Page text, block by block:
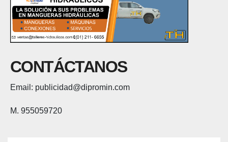
CONTÁCTANOS
Email: publicidad@dipromin.com
M. 955059720